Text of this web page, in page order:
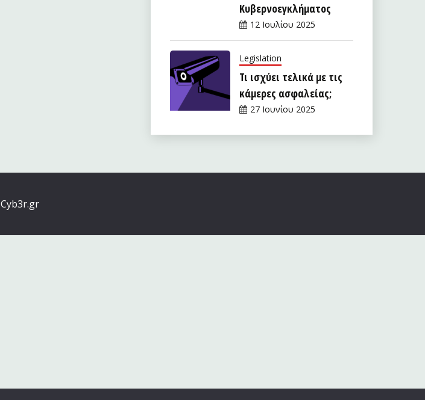
Κυβερνοεγκλήματος
12 Ιουλίου 2025
Legislation
Τι ισχύει τελικά με τις
κάμερες ασφαλείας;
27 Ιουνίου 2025
Cyb3r.gr